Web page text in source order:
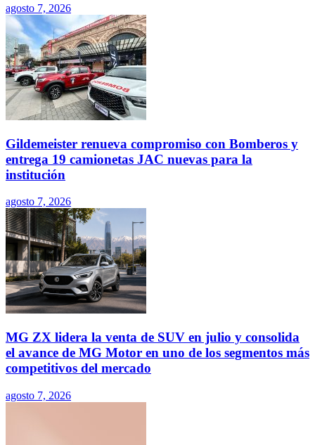
agosto 7, 2026
Gildemeister renueva compromiso con Bomberos y
entrega 19 camionetas JAC nuevas para la
institución
agosto 7, 2026
MG ZX lidera la venta de SUV en julio y consolida
el avance de MG Motor en uno de los segmentos más
competitivos del mercado
agosto 7, 2026